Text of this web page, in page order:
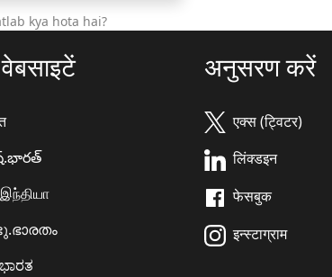
kya hota hai?
वेबसाइटें अनुसरण करें
एक्स (ट्विटर)
लिंक्डइन
फेसबुक
इन्स्टाग्राम